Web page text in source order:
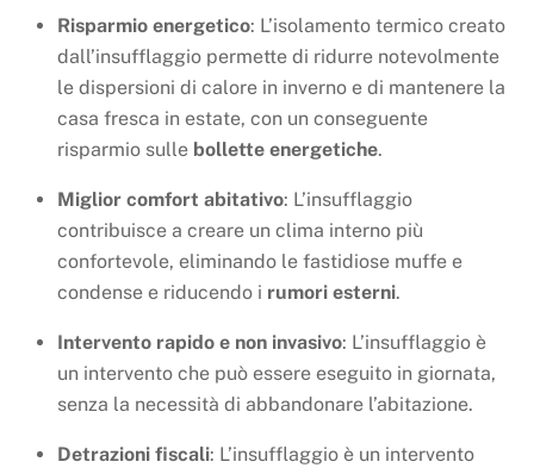
Risparmio energetico: L’isolamento termico creato
dall’insufflaggio permette di ridurre notevolmente
le dispersioni di calore in inverno e di mantenere la
casa fresca in estate, con un conseguente
risparmio sulle bollette energetiche.
Miglior comfort abitativo: L’insufflaggio
contribuisce a creare un clima interno più
confortevole, eliminando le fastidiose muffe e
condense e riducendo i rumori esterni.
Intervento rapido e non invasivo: L’insufflaggio è
un intervento che può essere eseguito in giornata,
senza la necessità di abbandonare l’abitazione.
Detrazioni fiscali: L’insufflaggio è un intervento